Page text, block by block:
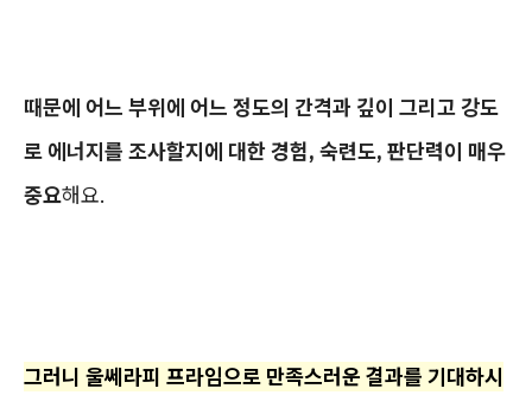
때문에 어느 부위에 어느 정도의 간격과 깊이 그리고 강도
로 에너지를 조사할지에 대한 경험, 숙련도, 판단력이 매우
중요해요.
그러니 울쎄라피 프라임으로 만족스러운 결과를 기대하시